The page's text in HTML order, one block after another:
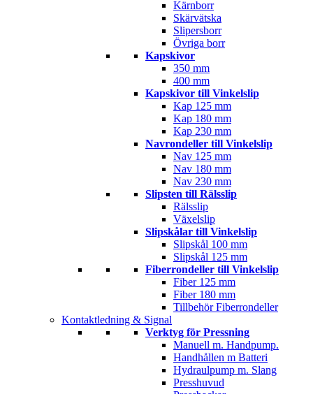
Kärnborr
Skärvätska
Slipersborr
Övriga borr
Kapskivor
350 mm
400 mm
Kapskivor till Vinkelslip
Kap 125 mm
Kap 180 mm
Kap 230 mm
Navrondeller till Vinkelslip
Nav 125 mm
Nav 180 mm
Nav 230 mm
Slipsten till Rälsslip
Rälsslip
Växelslip
Slipskålar till Vinkelslip
Slipskål 100 mm
Slipskål 125 mm
Fiberrondeller till Vinkelslip
Fiber 125 mm
Fiber 180 mm
Tillbehör Fiberrondeller
Kontaktledning & Signal
Verktyg för Pressning
Manuell m. Handpump.
Handhållen m Batteri
Hydraulpump m. Slang
Presshuvud